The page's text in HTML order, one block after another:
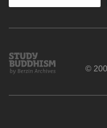
Study
Buddhism
©